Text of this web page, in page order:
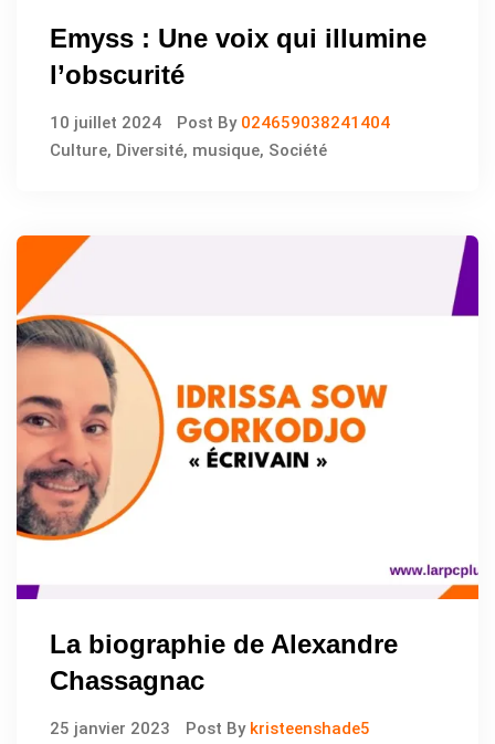
Emyss : Une voix qui illumine
l’obscurité
10 juillet 2024 Post By 024659038241404
Culture, Diversité, musique, Société
La biographie de Alexandre
Chassagnac
25 janvier 2023 Post By kristeenshade5